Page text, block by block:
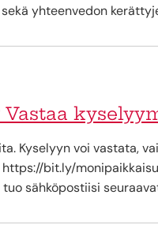
yhteenvedon
Kyselyyn voi vastata,
bit.ly/
tuo sähköpostiisi